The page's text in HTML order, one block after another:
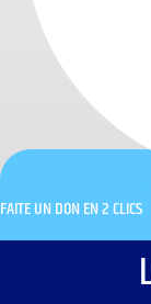
FAITE UN DON EN 2 CLICS